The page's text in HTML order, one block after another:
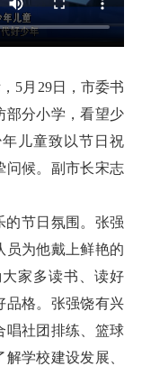
5月29日，市委书
部分小学，看望少
儿童致以节日祝
问候。副市长宋志
的节日氛围。张强
员为他戴上鲜艳的
家多读书、读好
品格。张强饶有兴
唱社团排练、篮球
学校建设发展、